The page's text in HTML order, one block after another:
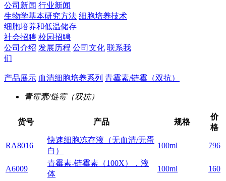
公司新闻 行业新闻
生物学基本研究方法 细胞培养技术
细胞培养和低温储存
社会招聘 校园招聘
公司介绍 发展历程 公司文化 联系我
们
产品展示 血清细胞培养系列 青霉素/链霉（双抗）
青霉素/链霉（双抗）
货号 产品 规格
价
格
RA8016
快速细胞冻存液（无血清/无蛋
白）
100ml 796
A6009
青霉素-链霉素（100X），液
体
100ml 160